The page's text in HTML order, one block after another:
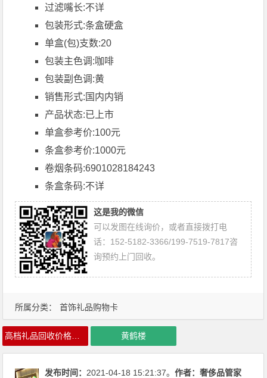
所属分类： 首饰礼品购物卡
过滤嘴长:不详
包装形式:条盒硬盒
单盒(包)支数:20
包装主色调:咖啡
包装副色调:黄
销售形式:国内内销
产品状态:已上市
单盒参考价:100元
条盒参考价:1000元
卷烟条码:6901028184243
条盒条码:不详
这是我的微信
可以发图在线询价，或者直接拨打电
话：152-5182-3366/199-7519-7817咨
询预约上门回收。
黄鹤楼
发布时间： 2021-04-18 15:21:37。作者：奢侈品管家